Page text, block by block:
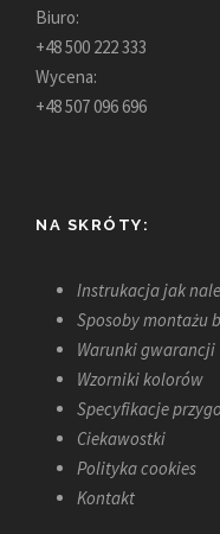
Biuro:
+48 500 222 333
Wycena:
+48 507 096 696
NA SKRÓTY:
Instrukacja jak
Sposoby montażu
Warunki gwarancji
Wzorniki kolorów
Specyfikacje
Ciekawostki
Polityka cookies
Kontakt